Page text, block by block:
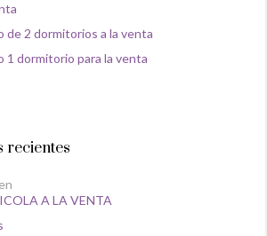
de 2 dormitorios a la venta
1 dormitorio para la venta
recientes
en
A LA VENTA